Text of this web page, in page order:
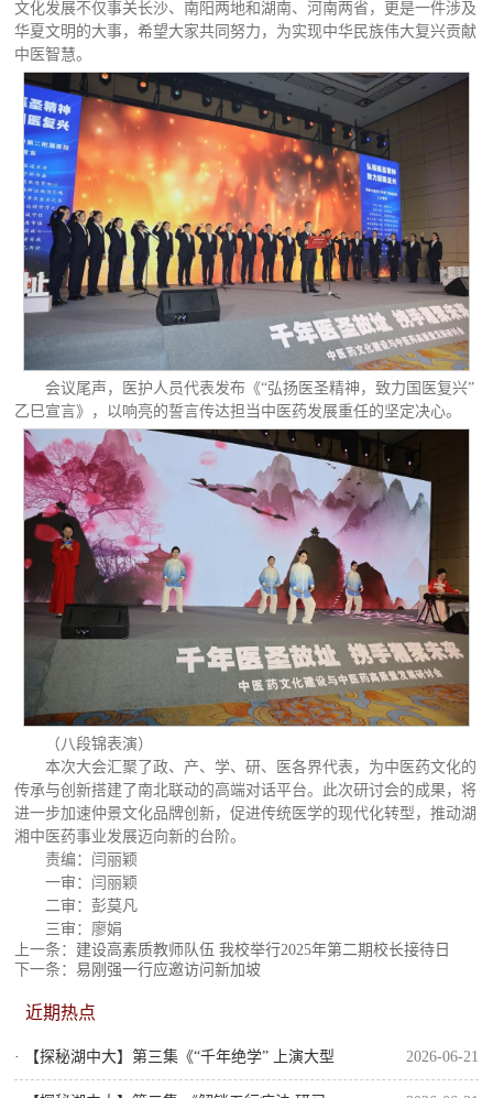
文化发展不仅事关长沙、南阳两地和湖南、河南两省，更是一件涉及
华夏文明的大事，希望大家共同努力，为实现中华民族伟大复兴贡献
中医智慧。
会议尾声，医护人员代表发布《“弘扬医圣精神，致力国医复兴”
乙巳宣言》，以响亮的誓言传达担当中医药发展重任的坚定决心。
（八段锦表演）
本次大会汇聚了政、产、学、研、医各界代表，为中医药文化的
传承与创新搭建了南北联动的高端对话平台。此次研讨会的成果，将
进一步加速仲景文化品牌创新，促进传统医学的现代化转型，推动湖
湘中医药事业发展迈向新的台阶。
责编：闫丽颖
一审：闫丽颖
二审：彭莫凡
三审：廖娟
上一条： 建设高素质教师队伍 我校举行2025年第二期校长接待日
下一条： 易刚强一行应邀访问新加坡
近期热点
· 【探秘湖中大】第三集《“千年绝学” 上演大型 2026-06-21